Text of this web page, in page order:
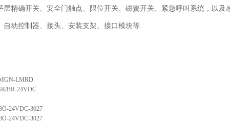
精确开关、安全门触点、限位开关、磁簧开关、紧急呼叫系统，以及
动控制器、接头、安装支架、接口模块等.
型号
LMRD
BR-24VDC
24VDC-3027
24VDC-3027